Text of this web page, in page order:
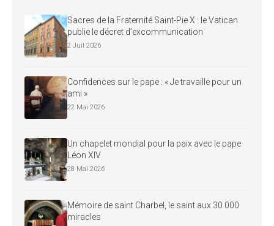
Sacres de la Fraternité Saint-Pie X : le Vatican
publie le décret d’excommunication
2 Juil 2026
Confidences sur le pape : « Je travaille pour un
ami »
22 Mai 2026
Un chapelet mondial pour la paix avec le pape
Léon XIV
28 Mai 2026
Mémoire de saint Charbel, le saint aux 30 000
miracles